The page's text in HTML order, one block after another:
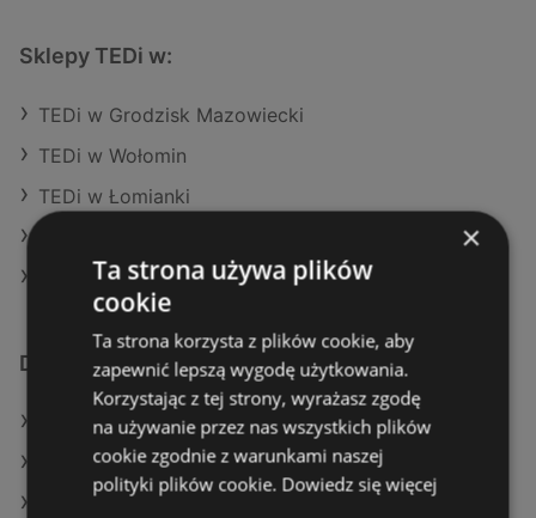
Sklepy TEDi w:
TEDi w Grodzisk Mazowiecki
TEDi w Wołomin
TEDi w Łomianki
TEDi w Wieruszów
Dodatkowe łącza
Oferty TEDi
Oferty Maxi Zoo
Oferty Pepco
×
Ta strona używa plików
cookie
Ta strona korzysta z plików cookie, aby
zapewnić lepszą wygodę użytkowania.
Korzystając z tej strony, wyrażasz zgodę
na używanie przez nas wszystkich plików
cookie zgodnie z warunkami naszej
polityki plików cookie. Dowiedz się więcej